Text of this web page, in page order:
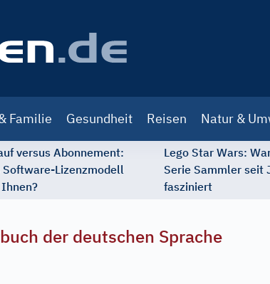
Familie Gesundheit Reisen Natur &
versus Abonnement:
Software-Lizenzmodell
Lego Star Wars:
Serie Sammler seit
fasziniert
der deutschen Sprache